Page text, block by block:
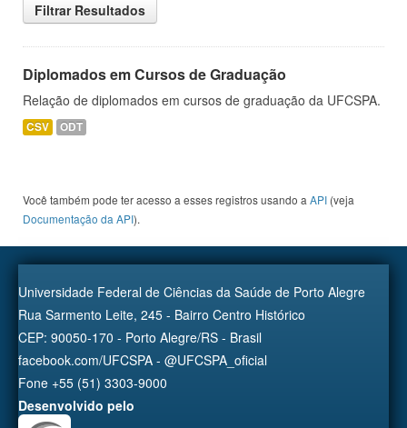
Filtrar Resultados
Diplomados em Cursos de Graduação
Relação de diplomados em cursos de graduação da UFCSPA.
CSV ODT
Você também pode ter acesso a esses registros usando a API (veja
Documentação da API).
Universidade Federal de Ciências da Saúde de Porto Alegre
Rua Sarmento Leite, 245 - Bairro Centro Histórico
CEP: 90050-170 - Porto Alegre/RS - Brasil
facebook.com/UFCSPA - @UFCSPA_oficial
Fone +55 (51) 3303-9000
Desenvolvido pelo